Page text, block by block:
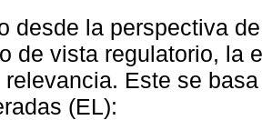
desde la perspectiva
de vista regulatorio, la
relevancia. Este se
(EL):